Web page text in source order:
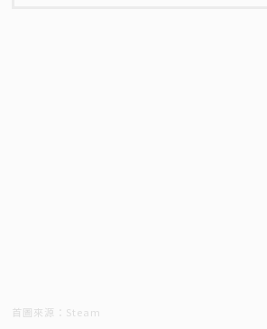
首圖來源：Steam